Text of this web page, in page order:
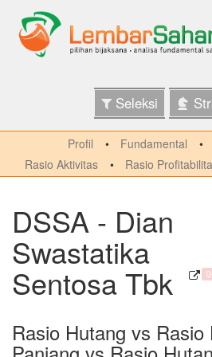
Seleksi
Profil Fundamental
Rasio Aktivitas
Rasio
DSSA - Dian
Swastatika
Sentosa Tbk
Rasio Hutang vs